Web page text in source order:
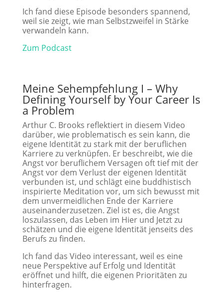
Ich fand diese Episode besonders spannend,
weil sie zeigt, wie man Selbstzweifel in Stärke
verwandeln kann.
Zum Podcast
Meine Sehempfehlung I – Why
Defining Yourself by Your Career Is
a Problem
Arthur C. Brooks reflektiert in diesem Video
darüber, wie problematisch es sein kann, die
eigene Identität zu stark mit der beruflichen
Karriere zu verknüpfen. Er beschreibt, wie die
Angst vor beruflichem Versagen oft tief mit der
Angst vor dem Verlust der eigenen Identität
verbunden ist, und schlägt eine buddhistisch
inspirierte Meditation vor, um sich bewusst mit
dem unvermeidlichen Ende der Karriere
auseinanderzusetzen. Ziel ist es, die Angst
loszulassen, das Leben im Hier und Jetzt zu
schätzen und die eigene Identität jenseits des
Berufs zu finden.
Ich fand das Video interessant, weil es eine
neue Perspektive auf Erfolg und Identität
eröffnet und hilft, die eigenen Prioritäten zu
hinterfragen.